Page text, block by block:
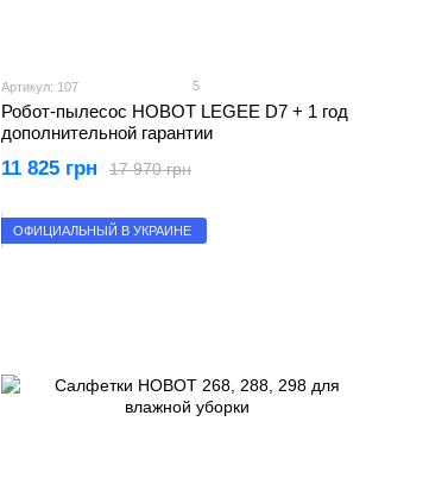
Артикул: 107 5
Робот-пылесос HOBOT LEGEE D7 + 1 год
дополнительной гарантии
17 970 грн
11 825 грн
ОФИЦИАЛЬНЫЙ В УКРАИНЕ